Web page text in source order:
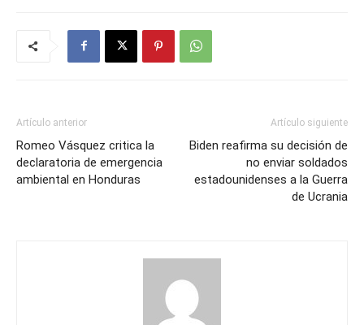
Artículo anterior
Romeo Vásquez critica la
declaratoria de emergencia
ambiental en Honduras
Artículo siguiente
Biden reafirma su decisión de
no enviar soldados
estadounidenses a la Guerra
de Ucrania